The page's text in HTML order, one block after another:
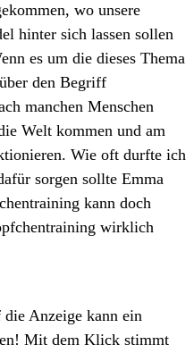
wo unsere
hinter sich lassen sollen
es um die dieses Thema
den Begriff
manchen Menschen
Welt kommen und am
Wie oft durfte ich
sorgen sollte Emma
kann doch
wirklich
Anzeige kann ein
Mit dem Klick stimmt